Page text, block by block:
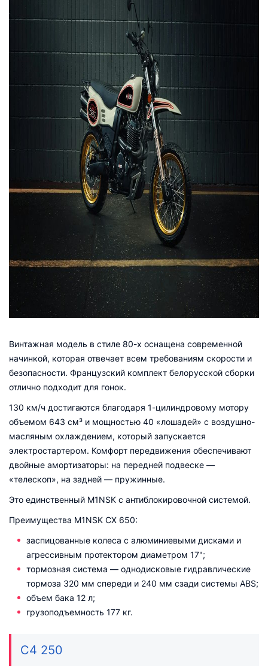
Винтажная модель в стиле 80-х оснащена современной
начинкой, которая отвечает всем требованиям скорости и
безопасности. Французский комплект белорусской сборки
отлично подходит для гонок.
130 км/ч достигаются благодаря 1-цилиндровому мотору
объемом 643 см³ и мощностью 40 «лошадей» с воздушно-
масляным охлаждением, который запускается
электростартером. Комфорт передвижения обеспечивают
двойные амортизаторы: на передней подвеске —
«телескоп», на задней — пружинные.
Это единственный M1NSK с антиблокировочной системой.
Преимущества M1NSK CX 650:
заспицованные колеса с алюминиевыми дисками и
агрессивным протектором диаметром 17";
тормозная система — однодисковые гидравлические
тормоза 320 мм спереди и 240 мм сзади системы ABS;
объем бака 12 л;
грузоподъемность 177 кг.
C4 250